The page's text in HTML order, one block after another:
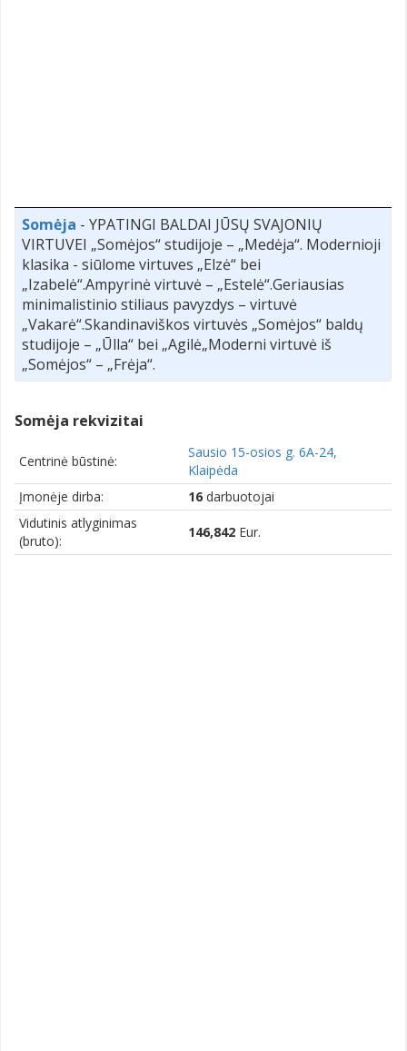
Somėja - YPATINGI BALDAI JŪSŲ SVAJONIŲ
VIRTUVEI „Somėjos“ studijoje – „Medėja“. Modernioji
klasika - siūlome virtuves „Elzė“ bei
„Izabelė“.Ampyrinė virtuvė – „Estelė“.Geriausias
minimalistinio stiliaus pavyzdys – virtuvė
„Vakarė“.Skandinaviškos virtuvės „Somėjos“ baldų
studijoje – „Ūlla“ bei „Agilė„Moderni virtuvė iš
„Somėjos“ – „Frėja“.
Somėja rekvizitai
Centrinė būstinė:
Sausio 15-osios g. 6A-24,
Klaipėda
Įmonėje dirba:
16 darbuotojai
Vidutinis atlyginimas
(bruto):
146,842 Eur.